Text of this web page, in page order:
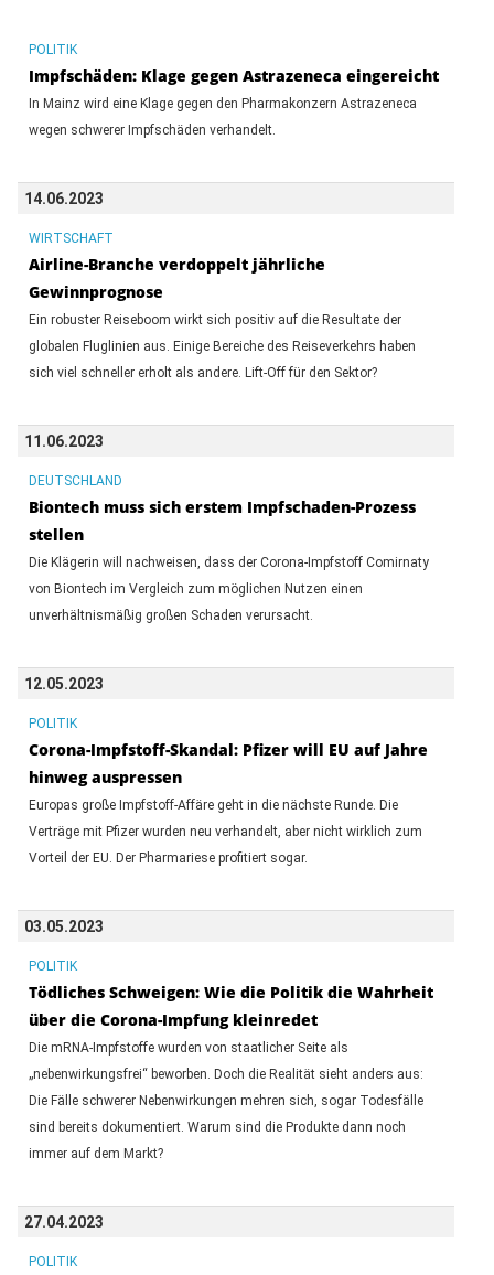
POLITIK
Impfschäden: Klage gegen Astrazeneca eingereicht
In Mainz wird eine Klage gegen den Pharmakonzern Astrazeneca
wegen schwerer Impfschäden verhandelt.
14.06.2023
WIRTSCHAFT
Airline-Branche verdoppelt jährliche
Gewinnprognose
Ein robuster Reiseboom wirkt sich positiv auf die Resultate der
globalen Fluglinien aus. Einige Bereiche des Reiseverkehrs haben
sich viel schneller erholt als andere. Lift-Off für den Sektor?
11.06.2023
DEUTSCHLAND
Biontech muss sich erstem Impfschaden-Prozess
stellen
Die Klägerin will nachweisen, dass der Corona-Impfstoff Comirnaty
von Biontech im Vergleich zum möglichen Nutzen einen
unverhältnismäßig großen Schaden verursacht.
12.05.2023
POLITIK
Corona-Impfstoff-Skandal: Pfizer will EU auf Jahre
hinweg auspressen
Europas große Impfstoff-Affäre geht in die nächste Runde. Die
Verträge mit Pfizer wurden neu verhandelt, aber nicht wirklich zum
Vorteil der EU. Der Pharmariese profitiert sogar.
03.05.2023
POLITIK
Tödliches Schweigen: Wie die Politik die Wahrheit
über die Corona-Impfung kleinredet
Die mRNA-Impfstoffe wurden von staatlicher Seite als
„nebenwirkungsfrei“ beworben. Doch die Realität sieht anders aus:
Die Fälle schwerer Nebenwirkungen mehren sich, sogar Todesfälle
sind bereits dokumentiert. Warum sind die Produkte dann noch
immer auf dem Markt?
27.04.2023
POLITIK